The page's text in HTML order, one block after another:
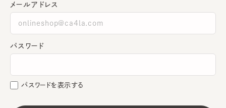
メールアドレス
パスワード
パスワードを表示する